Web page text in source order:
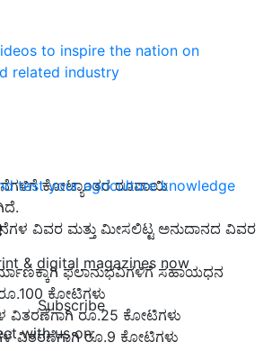
to inspire the nation on
related industry
test your agriculture knowledge
& digital magazines now
Subscribe
with us on:
ಕೋಟ್ಯಾಂತರ ರೂಪಾಯಿ
ವಿವರ ಮತ್ತು ಮೀಸಲಿಟ್ಟ ಅನುದಾನದ ವಿವರ
ಫಲಾನುಭವಿಗಳಿಗೆ ಸಹಾಯಧನ
ಕೋಟಿಗಳು
ವಿತರಣೆಗಾಗಿ ರೂ.25 ಕೋಟಿಗಳು
ವಿತರಣೆಗಾಗಿ ರೂ.9 ಕೋಟಿಗಳು